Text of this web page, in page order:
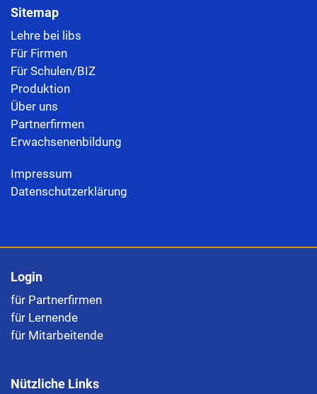
Sitemap
Lehre bei libs
Für Firmen
Für Schulen/BIZ
Produktion
Über uns
Partnerfirmen
Erwachsenenbildung
Impressum
Datenschutzerklärung
Login
für Partnerfirmen
für Lernende
für Mitarbeitende
Nützliche Links